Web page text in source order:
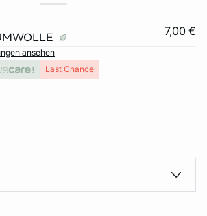
7,00 €
ansehen
Last Chance